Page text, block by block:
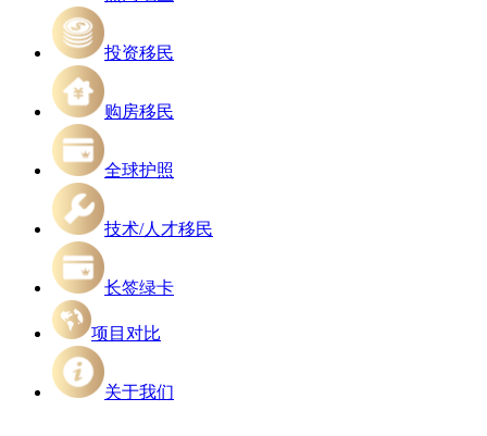
投资移民
购房移民
全球护照
技术/人才移民
长签绿卡
项目对比
关于我们